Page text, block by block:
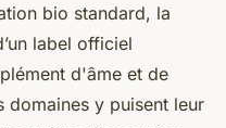
bio standard, la
label officiel
d'âme et de
domaines y puisent leur